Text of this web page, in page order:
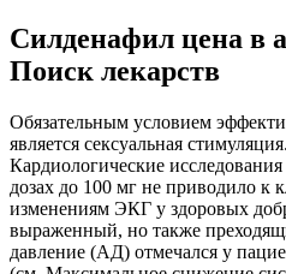
Силденафил цена в
Поиск лекарств
Обязательным условием
является сексуальная
Кардиологические
дозах до 100 мг не приводило к
изменениям ЭКГ у здоровых
выраженный, но также
давление (АД) отмечался у